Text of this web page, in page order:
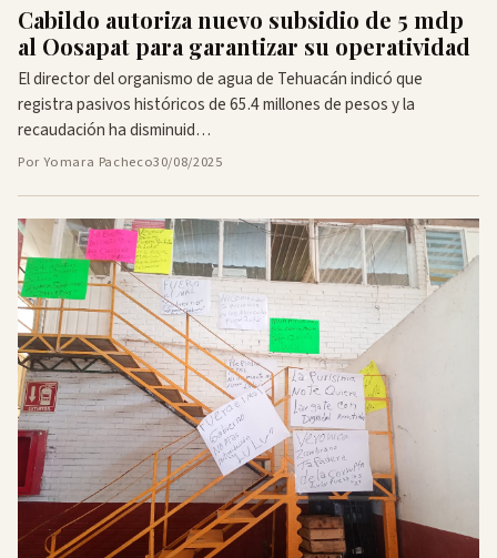
Cabildo autoriza nuevo subsidio de 5 mdp
al Oosapat para garantizar su operatividad
El director del organismo de agua de Tehuacán indicó que
registra pasivos históricos de 65.4 millones de pesos y la
recaudación ha disminuid…
Por Yomara Pacheco30/08/2025